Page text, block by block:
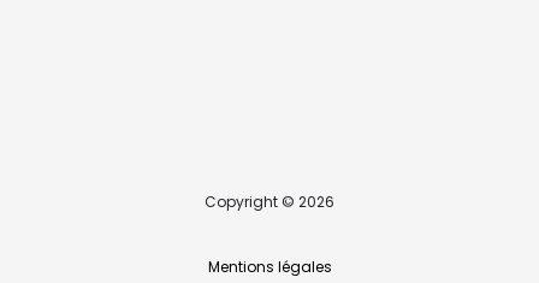
Copyright © 2026
Mentions légales